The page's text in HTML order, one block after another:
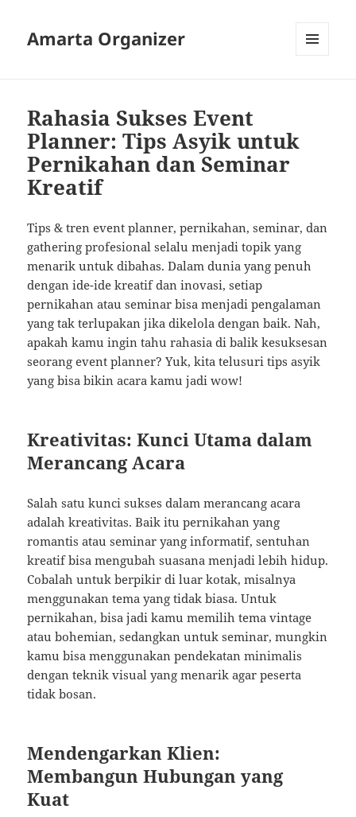
Amarta Organizer
Rahasia Sukses Event
Planner: Tips Asyik untuk
Pernikahan dan Seminar
Kreatif
Tips & tren event planner, pernikahan, seminar, dan
gathering profesional selalu menjadi topik yang
menarik untuk dibahas. Dalam dunia yang penuh
dengan ide-ide kreatif dan inovasi, setiap
pernikahan atau seminar bisa menjadi pengalaman
yang tak terlupakan jika dikelola dengan baik. Nah,
apakah kamu ingin tahu rahasia di balik kesuksesan
seorang event planner? Yuk, kita telusuri tips asyik
yang bisa bikin acara kamu jadi wow!
Kreativitas: Kunci Utama dalam
Merancang Acara
Salah satu kunci sukses dalam merancang acara
adalah kreativitas. Baik itu pernikahan yang
romantis atau seminar yang informatif, sentuhan
kreatif bisa mengubah suasana menjadi lebih hidup.
Cobalah untuk berpikir di luar kotak, misalnya
menggunakan tema yang tidak biasa. Untuk
pernikahan, bisa jadi kamu memilih tema vintage
atau bohemian, sedangkan untuk seminar, mungkin
kamu bisa menggunakan pendekatan minimalis
dengan teknik visual yang menarik agar peserta
tidak bosan.
Mendengarkan Klien:
Membangun Hubungan yang
Kuat